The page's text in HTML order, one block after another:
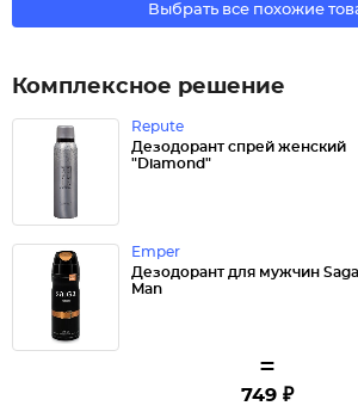
Выбрать все похожие
Комплексное решение
Repute
Дезодорант спрей женский
"Diamond"
Emper
Дезодорант для мужчин Saga
Man
=
749 ₽